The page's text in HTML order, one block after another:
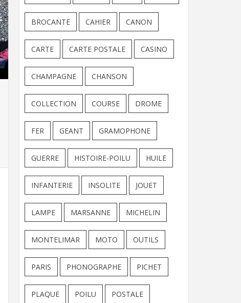
BROCANTE CAHIER CANON
CARTE CARTE POSTALE CASINO
CHAMPAGNE CHANSON
COLLECTION COURSE DROME
FER GEANT GRAMOPHONE
GUERRE HISTOIRE-POILU HUILE
INFANTERIE INSOLITE JOUET
LAMPE MARSANNE MICHELIN
MONTELIMAR MOTO OUTILS
PARIS PHONOGRAPHE PICHET
PLAQUE POILU POSTALE